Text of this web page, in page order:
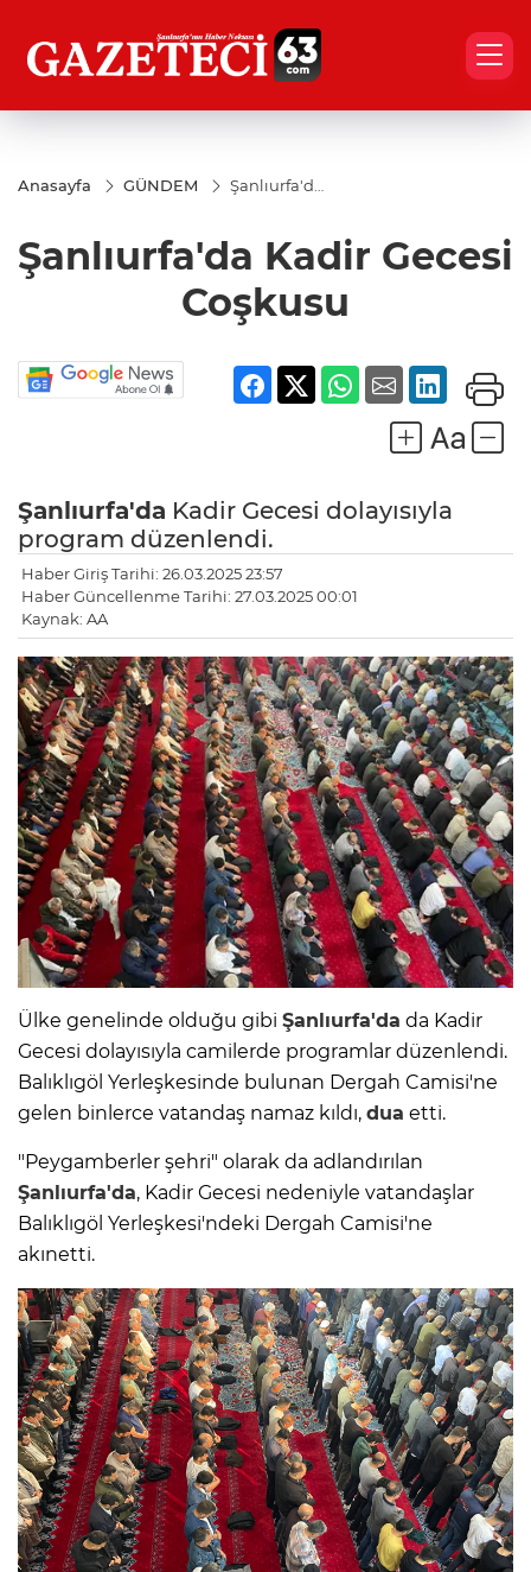
Anasayfa GÜNDEM
Şanlıurfa'da
Coşkusu
Şanlıurfa'da Kadir Gecesi
Coşkusu
Şanlıurfa'da Kadir Gecesi dolayısıyla
program düzenlendi.
Haber Giriş Tarihi: 26.03.2025 23:57
Haber Güncellenme Tarihi: 27.03.2025 00:01
Kaynak: AA
Ülke genelinde olduğu gibi Şanlıurfa'da da Kadir
Gecesi dolayısıyla camilerde programlar düzenlendi.
Balıklıgöl Yerleşkesinde bulunan Dergah Camisi'ne
gelen binlerce vatandaş namaz kıldı, dua etti.
"Peygamberler şehri" olarak da adlandırılan
Şanlıurfa'da, Kadir Gecesi nedeniyle vatandaşlar
Balıklıgöl Yerleşkesi'ndeki Dergah Camisi'ne
akınetti.